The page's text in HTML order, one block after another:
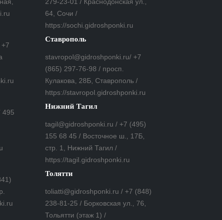
495
279-23-01 / Краснодонская ул.,
64, Сочи /
https://sochi.gidroshponki.ru
Ставрополь
stavropol@gidroshponki.ru/ +7
(865) 297-76-98 / просп.
Кулакова, 28Б, Ставрополь /
https://stavropol.gidroshponki.ru
Нижний Тагил
tagil@gidroshponki.ru / +7 (495)
155 68 45 / Восточное ш., 17Б,
стр. 1, Нижний Тагил /
https://tagil.gidroshponki.ru
Толятти
toliatti@gidroshponki.ru / +7 (848)
238-81-25 / Борковская ул., 76,
Тольятти (этаж 1) /